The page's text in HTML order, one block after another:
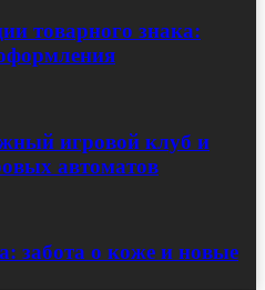
товарного знака:
игровой клуб и
автоматов
забота о коже и новые